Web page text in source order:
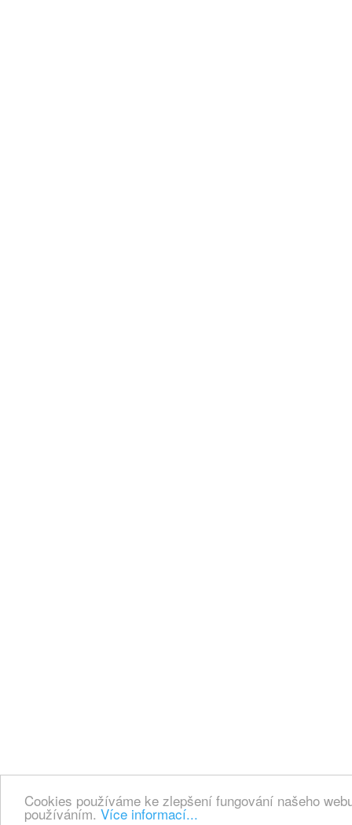
Cookies používáme ke zlepšení fungování našeho
používáním. Více informací...